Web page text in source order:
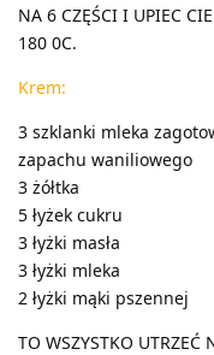
NA 6 CZĘŚCI I UPIEC
180 0C.
Krem:
3 szklanki mleka
zapachu waniliowego
3 żółtka
5 łyżek cukru
3 łyżki masła
3 łyżki mleka
2 łyżki mąki pszennej
TO WSZYSTKO UTRZEĆ